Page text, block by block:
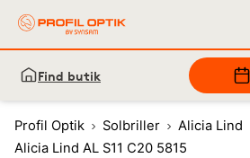
Find butik
Profil Optik Solbriller
Alicia Lind
Alicia Lind AL S11 C20 5815